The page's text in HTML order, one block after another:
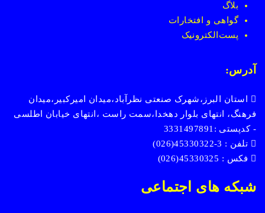
بلاگ
گواهی و افتخارات
پست الکترونیک
آدرس:
استان البرز،شهرک صنعتی نظرآباد،میدان امیرکبیر،میدان
فرهنگ، انتهای بلوار دهخدا،سمت راست ،انتهای خیابان اطلسی
- کدپستی :3331497891
تلفن : 3-45330322(026)
فکس : 45330325(026)
شبکه های اجتماعی